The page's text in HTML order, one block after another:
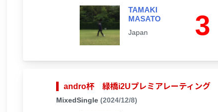
TAMAKI
MASATO
Japan 3
andro杯 緑橋i2Uプレミアレーティング
MixedSingle (2024/12/8)